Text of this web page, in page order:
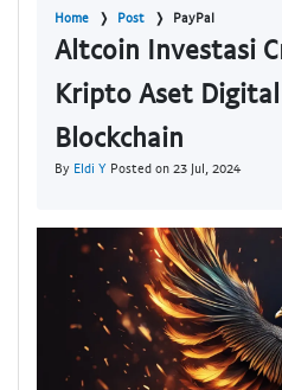
Home Post PayPal
Altcoin Investasi
Kripto Aset
Blockchain
By Eldi Y Posted on 23 Jul, 2024